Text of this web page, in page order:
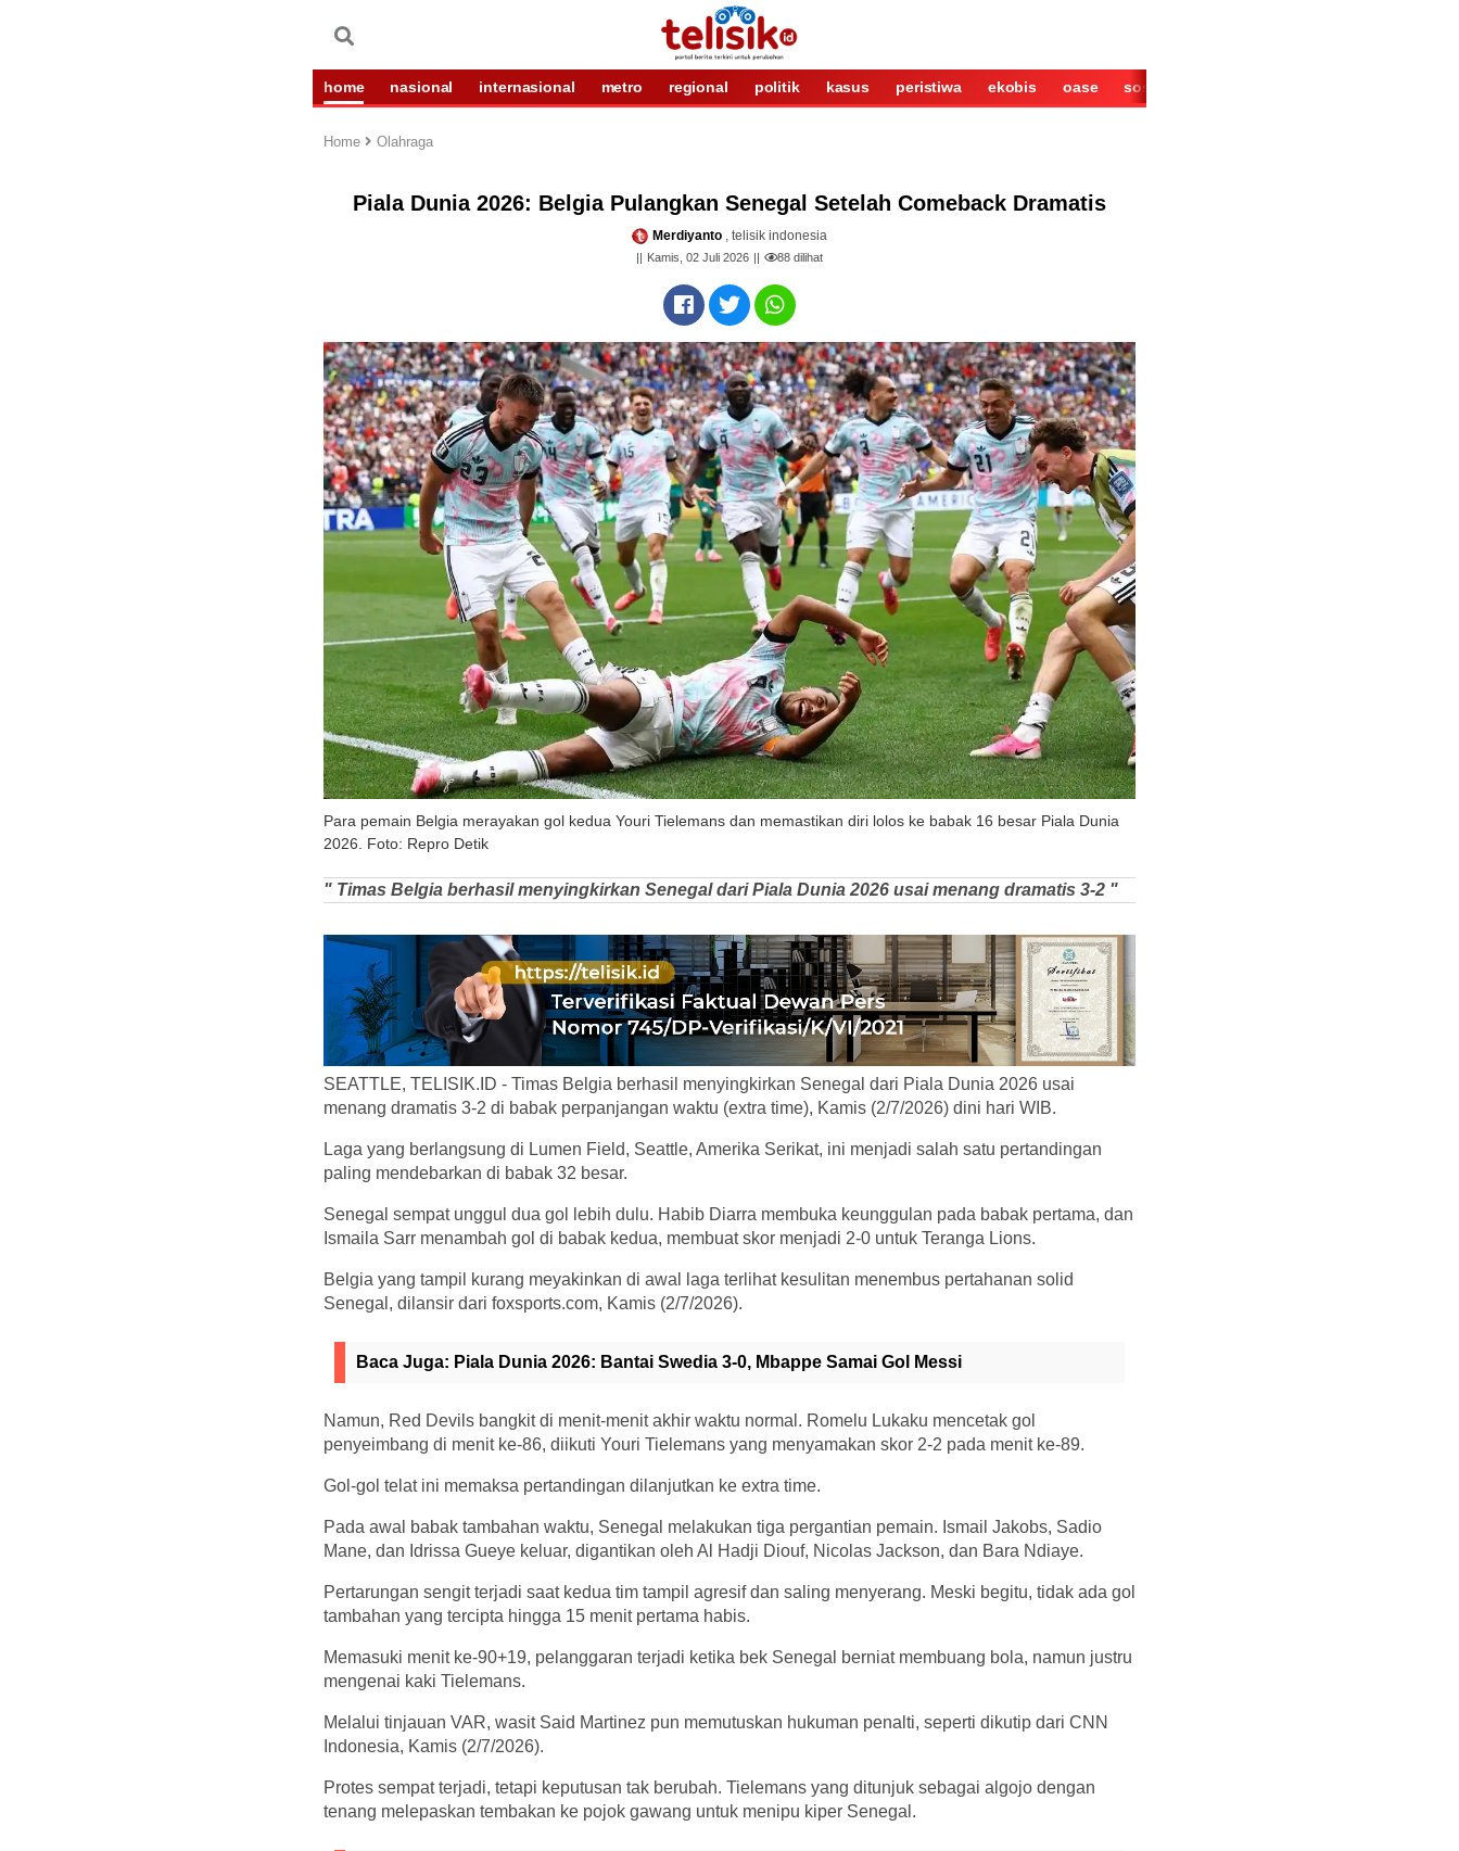
home nasional internasional metro regional politik kasus peristiwa ekobis oase sosok
Home Olahraga
Piala Dunia 2026: Belgia Pulangkan Senegal Setelah Comeback Dramatis
Merdiyanto , telisik indonesia
Kamis, 02 Juli 2026 88 dilihat
Para pemain Belgia merayakan gol kedua Youri Tielemans dan memastikan diri lolos ke babak 16 besar Piala Dunia
2026. Foto: Repro Detik
" Timas Belgia berhasil menyingkirkan Senegal dari Piala Dunia 2026 usai menang dramatis 3-2 "
SEATTLE, TELISIK.ID - Timas Belgia berhasil menyingkirkan Senegal dari Piala Dunia 2026 usai
menang dramatis 3-2 di babak perpanjangan waktu (extra time), Kamis (2/7/2026) dini hari WIB.
Laga yang berlangsung di Lumen Field, Seattle, Amerika Serikat, ini menjadi salah satu pertandingan
paling mendebarkan di babak 32 besar.
Senegal sempat unggul dua gol lebih dulu. Habib Diarra membuka keunggulan pada babak pertama, dan
Ismaila Sarr menambah gol di babak kedua, membuat skor menjadi 2-0 untuk Teranga Lions.
Belgia yang tampil kurang meyakinkan di awal laga terlihat kesulitan menembus pertahanan solid
Senegal, dilansir dari foxsports.com, Kamis (2/7/2026).
Baca Juga: Piala Dunia 2026: Bantai Swedia 3-0, Mbappe Samai Gol Messi
Namun, Red Devils bangkit di menit-menit akhir waktu normal. Romelu Lukaku mencetak gol
penyeimbang di menit ke-86, diikuti Youri Tielemans yang menyamakan skor 2-2 pada menit ke-89.
Gol-gol telat ini memaksa pertandingan dilanjutkan ke extra time.
Pada awal babak tambahan waktu, Senegal melakukan tiga pergantian pemain. Ismail Jakobs, Sadio
Mane, dan Idrissa Gueye keluar, digantikan oleh Al Hadji Diouf, Nicolas Jackson, dan Bara Ndiaye.
Pertarungan sengit terjadi saat kedua tim tampil agresif dan saling menyerang. Meski begitu, tidak ada gol
tambahan yang tercipta hingga 15 menit pertama habis.
Memasuki menit ke-90+19, pelanggaran terjadi ketika bek Senegal berniat membuang bola, namun justru
mengenai kaki Tielemans.
Melalui tinjauan VAR, wasit Said Martinez pun memutuskan hukuman penalti, seperti dikutip dari CNN
Indonesia, Kamis (2/7/2026).
Protes sempat terjadi, tetapi keputusan tak berubah. Tielemans yang ditunjuk sebagai algojo dengan
tenang melepaskan tembakan ke pojok gawang untuk menipu kiper Senegal.